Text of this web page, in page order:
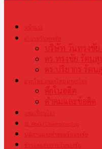
หน้าแรก
ตำนานวันทรงชัย
บริษัท วันทรงชัย
ดร.ทรงชัย รัตน
ดร.ปริยากร รัตน
มวยไทย มรดกไทย มรดกโลก
ศึกในอดีต
คำคมและข้อคิด
แชมเปี้ยนโลก
S1 World Championship
ปณิธานและคำสอนวันทรงชัย
ข่าวและสารจากวันทรงชัย